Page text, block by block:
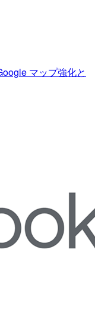
マップ強化と